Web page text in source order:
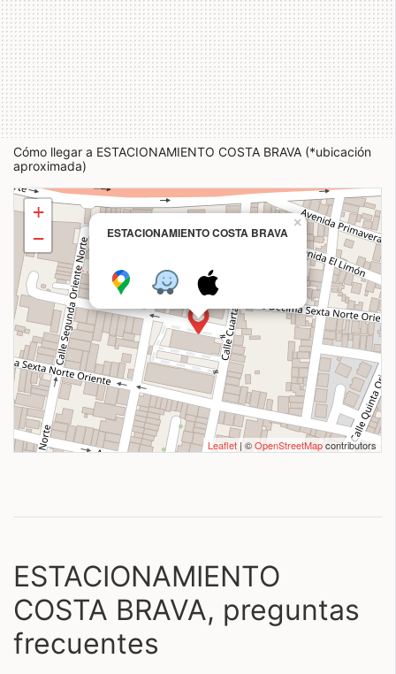
Cómo llegar a ESTACIONAMIENTO COSTA BRAVA (*ubicación
aproximada)
ESTACIONAMIENTO COSTA BRAVA
×
+
−
Leaflet | ©OpenStreetMapcontributors
ESTACIONAMIENTO
COSTA BRAVA, preguntas
frecuentes